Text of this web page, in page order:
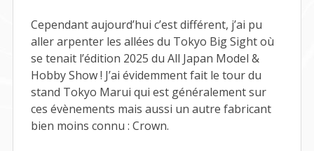
Cependant aujourd’hui c’est différent, j’ai pu
aller arpenter les allées du Tokyo Big Sight où
se tenait l’édition 2025 du All Japan Model &
Hobby Show ! J’ai évidemment fait le tour du
stand Tokyo Marui qui est généralement sur
ces évènements mais aussi un autre fabricant
bien moins connu : Crown.